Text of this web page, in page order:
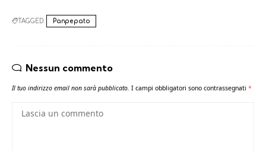
TAGGED: Panpepato
Nessun commento
Il tuo indirizzo email non sarà pubblicato. I campi obbligatori sono contrassegnati *